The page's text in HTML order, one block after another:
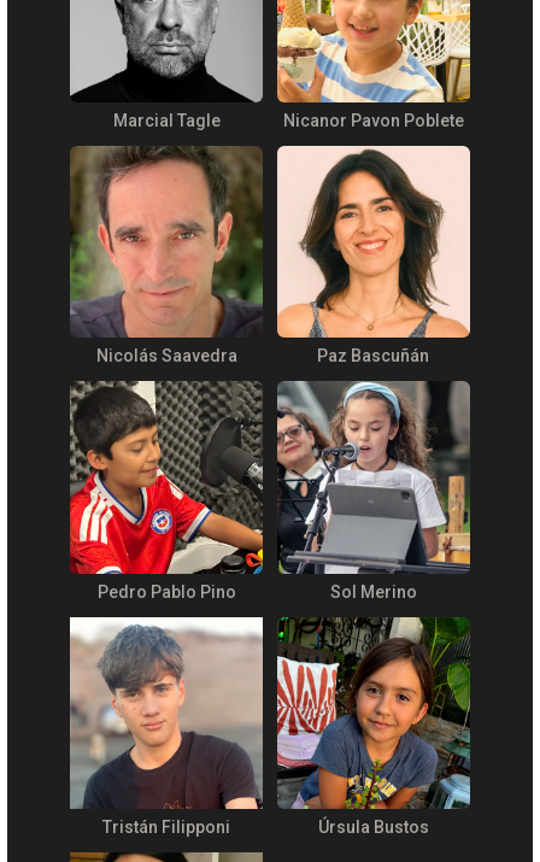
Marcial Tagle Nicanor Pavon Poblete
Nicolás Saavedra Paz Bascuñán
Pedro Pablo Pino Sol Merino
Tristán Filipponi Úrsula Bustos